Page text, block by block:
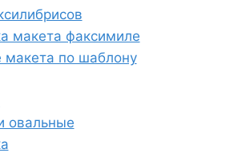
макета факсимиле
макета по шаблону
овальные